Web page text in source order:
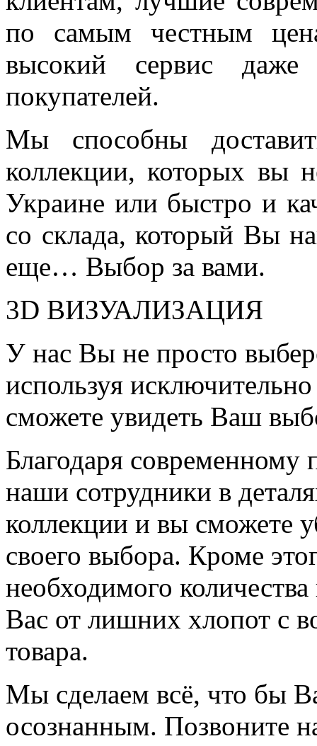
по самым честным
высокий сервис даже
покупателей.
Мы способны
коллекции, которых вы
Украине или быстро и
со склада, который Вы
еще… Выбор за вами.
3D ВИЗУАЛИЗАЦИЯ
У нас Вы не просто
используя
сможете увидеть Ваш
Благодаря
наши сотрудники в
коллекции и вы сможете
своего выбора. Кроме
необходимого
Вас от лишних хлопот с
товара.
Мы сделаем всё, что бы
осознанным. Позвоните